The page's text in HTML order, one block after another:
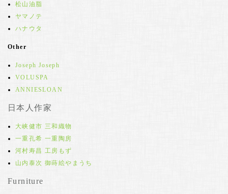
松山油脂
ヤマノテ
ハナウタ
Other
Joseph Joseph
VOLUSPA
ANNIESLOAN
日本人作家
大峡健市 三和織物
一重孔希 一重陶房
河村寿昌 工房もず
山内泰次 御蒔絵やまうち
Furniture